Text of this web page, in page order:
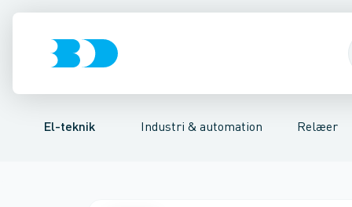
El-teknik Industri & automation
Afbrydere, stikkontakter & lampeudtag Relæer
IndustristiksystemerFrekvensomformere og softstartere
TidsrelæTemperaturovervågningsrelæ